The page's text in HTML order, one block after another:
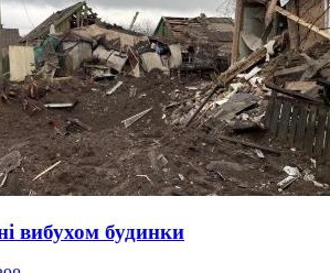
вибухом будинки